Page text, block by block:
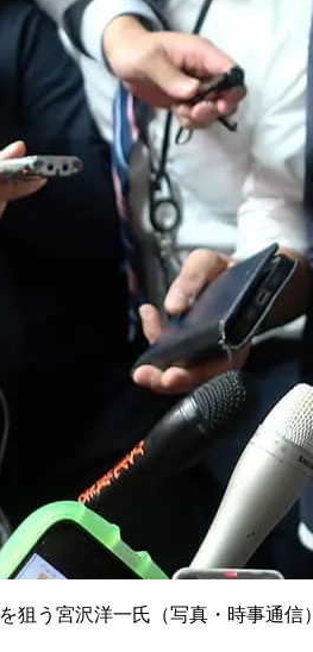
狙う宮沢洋一氏（写真・時事通信